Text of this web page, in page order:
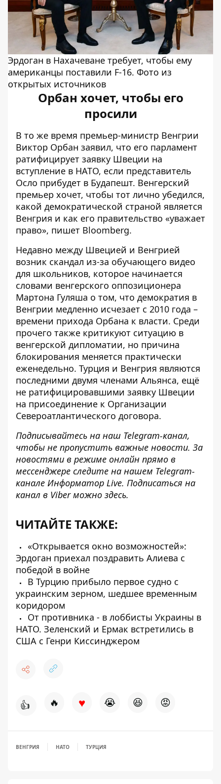
Эрдоган в Нахачеване требует, чтобы ему
американцы поставили F-16. Фото из
открытых источников
Орбан хочет, чтобы его
просили
В то же время премьер-министр Венгрии
Виктор Орбан заявил, что его парламент
ратифицирует заявку Швеции на
вступление в НАТО, если представитель
Осло прибудет в Будапешт. Венгерский
премьер хочет, чтобы тот лично убедился,
какой демократической страной является
Венгрия и как его правительство «уважает
право», пишет Bloomberg.
Недавно между Швецией и Венгрией
возник скандал из-за обучающего видео
для школьников, которое начинается
словами венгерского оппозиционера
Мартона Гуляша о том, что демократия в
Венгрии медленно исчезает с 2010 года –
времени прихода Орбана к власти. Среди
прочего также критикуют ситуацию в
венгерской дипломатии, но причина
блокирования меняется практически
еженедельно. Турция и Венгрия являются
последними двумя членами Альянса, ещё
не ратифицировавшими заявку Швеции
на присоединение к Организации
Североатлантического договора.
Подписывайтесь на наш Telegram-канал,
чтобы не пропустить важные новости. За
новостями в режиме онлайн прямо в
мессенджере следите на нашем Telegram-
канале Информатор Live. Подписаться на
канал в Viber можно здесь.
ЧИТАЙТЕ ТАКЖЕ:
«Открывается окно возможностей»:
Эрдоган приехал поздравить Алиева с
победой в войне
В Турцию прибыло первое судно с
украинским зерном, шедшее временным
коридором
От противника - в лоббисты Украины в
НАТО. Зеленский и Ермак встретились в
США с Генри Киссинджером
👍 🔥 ♥ 😭 😆 😡
ВЕНГРИЯ НАТО ТУРЦИЯ